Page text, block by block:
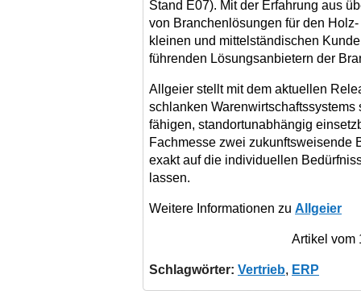
Stand E07). Mit der Erfahrung aus
von Branchenlösungen für den
kleinen und mittelständischen
führenden Lösungsanbietern der
Allgeier stellt mit dem aktuellen
schlanken
fähigen, standortunabhängig
Fachmesse zwei zukunftsweisende
exakt auf die individuellen
lassen.
Weitere Informationen zu Allgeier
Artikel vom
Schlagwörter: Vertrieb, ERP